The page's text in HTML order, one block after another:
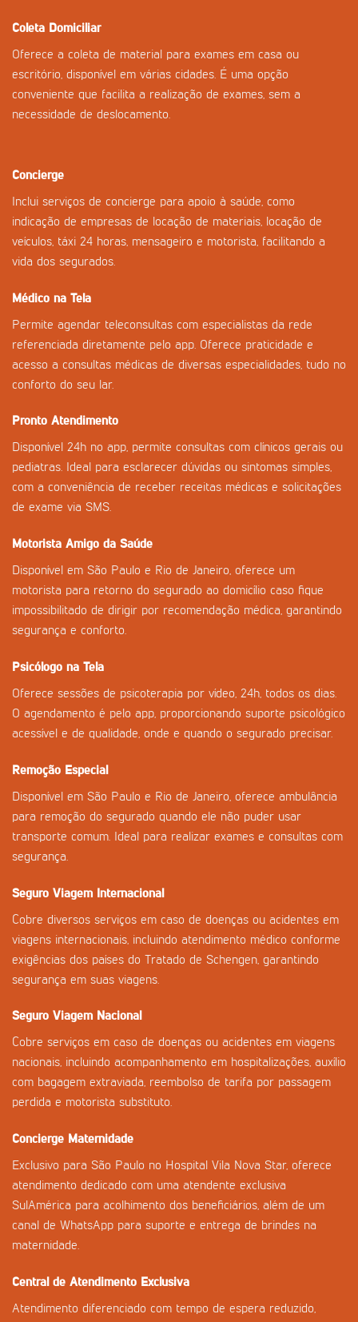
Coleta Domiciliar
Oferece a coleta de material para exames em casa ou
escritório, disponível em várias cidades. É uma opção
conveniente que facilita a realização de exames, sem a
necessidade de deslocamento.
Concierge
Inclui serviços de concierge para apoio à saúde, como
indicação de empresas de locação de materiais, locação de
veículos, táxi 24 horas, mensageiro e motorista, facilitando a
vida dos segurados.
Médico na Tela
Permite agendar teleconsultas com especialistas da rede
referenciada diretamente pelo app. Oferece praticidade e
acesso a consultas médicas de diversas especialidades, tudo no
conforto do seu lar.
Pronto Atendimento
Disponível 24h no app, permite consultas com clínicos gerais ou
pediatras. Ideal para esclarecer dúvidas ou sintomas simples,
com a conveniência de receber receitas médicas e solicitações
de exame via SMS.
Motorista Amigo da Saúde
Disponível em São Paulo e Rio de Janeiro, oferece um
motorista para retorno do segurado ao domicílio caso fique
impossibilitado de dirigir por recomendação médica, garantindo
segurança e conforto.
Psicólogo na Tela
Oferece sessões de psicoterapia por vídeo, 24h, todos os dias.
O agendamento é pelo app, proporcionando suporte psicológico
acessível e de qualidade, onde e quando o segurado precisar.
Remoção Especial
Disponível em São Paulo e Rio de Janeiro, oferece ambulância
para remoção do segurado quando ele não puder usar
transporte comum. Ideal para realizar exames e consultas com
segurança.
Seguro Viagem Internacional
Cobre diversos serviços em caso de doenças ou acidentes em
viagens internacionais, incluindo atendimento médico conforme
exigências dos países do Tratado de Schengen, garantindo
segurança em suas viagens.
Seguro Viagem Nacional
Cobre serviços em caso de doenças ou acidentes em viagens
nacionais, incluindo acompanhamento em hospitalizações, auxílio
com bagagem extraviada, reembolso de tarifa por passagem
perdida e motorista substituto.
Concierge Maternidade
Exclusivo para São Paulo no Hospital Vila Nova Star, oferece
atendimento dedicado com uma atendente exclusiva
SulAmérica para acolhimento dos beneficiários, além de um
canal de WhatsApp para suporte e entrega de brindes na
maternidade.
Central de Atendimento Exclusiva
Atendimento diferenciado com tempo de espera reduzido,